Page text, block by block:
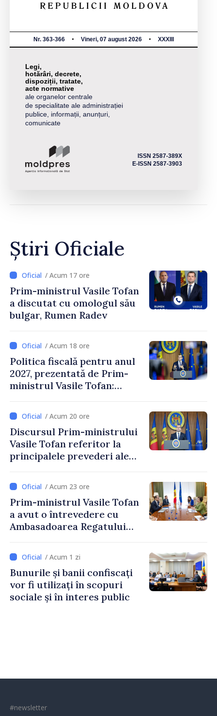
Nr. 363-366 Vineri, 07 august 2026 XXXIII
Legi,
hotărâri, decrete,
dispoziții, tratate,
acte normative
ale organelor centrale
de specialitate ale administrației
publice, informații, anunțuri,
comunicate
ISSN 2587-389X
E-ISSN 2587-3903
Știri Oficiale
/ Acum 17 ore
Prim-ministrul Vasile Tofan
a discutat cu omologul său
bulgar, Rumen Radev
/ Acum 18 ore
Politica fiscală pentru anul
2027, prezentată de Prim-
ministrul Vasile Tofan:
stimularea investițiilor și o
taxare mai echitabilă
/ Acum 20 ore
Discursul Prim-ministrului
Vasile Tofan referitor la
principalele prevederi ale
2027
/ Acum 23 ore
Prim-ministrul Vasile Tofan
a avut o întrevedere cu
Ambasadoarea Regatului
Irlandei de Nord, Fern
Horine / Acum 1 zi
Bunurile și banii confiscați
vor fi utilizați în scopuri
sociale și în interes public
#newsletter